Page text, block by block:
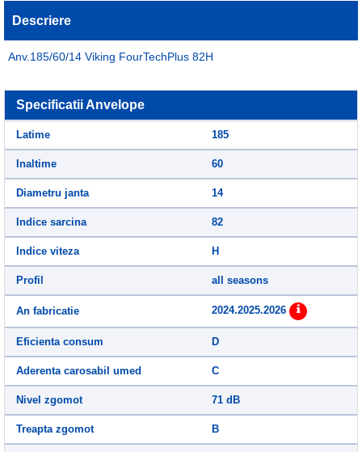
Descriere
Anv.185/60/14 Viking FourTechPlus 82H
Specificatii Anvelope
Latime 185
Inaltime 60
Diametru janta 14
Indice sarcina 82
Indice viteza H
Profil all seasons
An fabricatie 2024.2025.2026
Eficienta consum D
Aderenta carosabil umed C
Nivel zgomot 71 dB
Treapta zgomot B